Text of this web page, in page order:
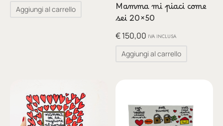
Aggiungi al carrello Mamma mi piaci come
sei 20×50
€150,00 IVA INCLUSA
Aggiungi al carrello